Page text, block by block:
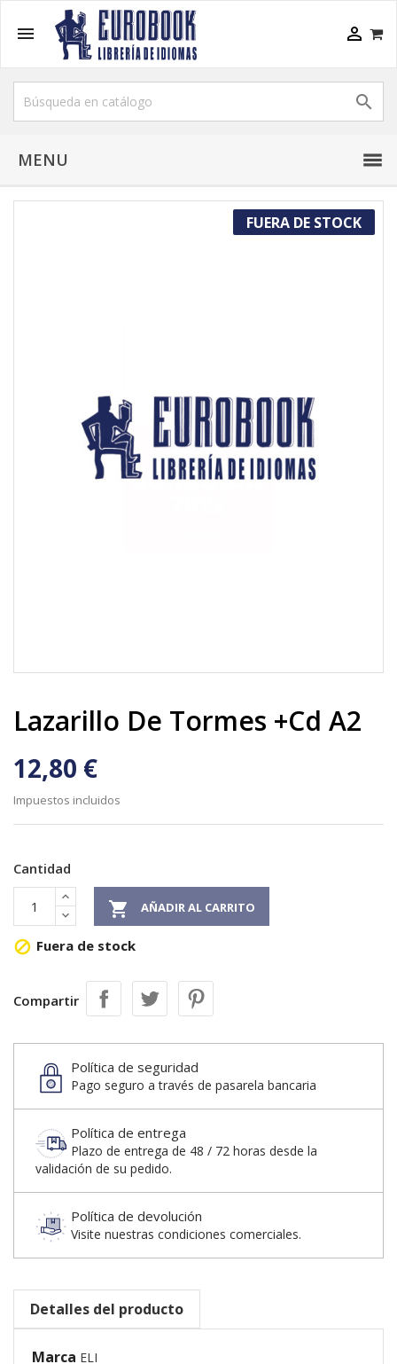
 

MENU
FUERA DE STOCK
Lazarillo De Tormes +cd A2
12,80 €
Impuestos incluidos
Cantidad
 AÑADIR AL CARRITO
 Fuera de stock
Compartir
Política de seguridad
Pago seguro a través de pasarela bancaria
Política de entrega
Plazo de entrega de 48 / 72 horas desde la
validación de su pedido.
Política de devolución
Visite nuestras condiciones comerciales.
Detalles del producto
Marca ELI